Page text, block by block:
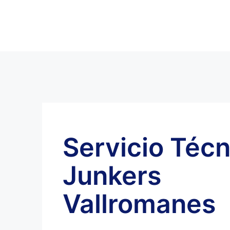
Servicio
Junkers
Vallromanes